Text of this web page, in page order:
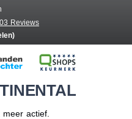
Reviews
actief.